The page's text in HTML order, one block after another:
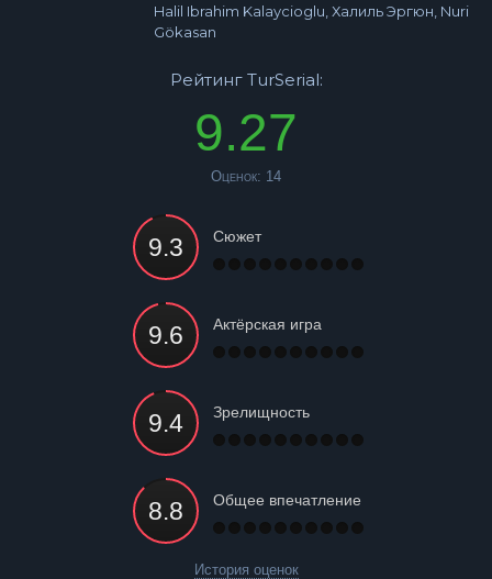
Halil Ibrahim Kalaycioglu, Халиль Эргюн, Nuri
Gökasan
Рейтинг TurSerial:
9.27
Оценок: 14
Сюжет
Актёрская игра
Зрелищность
Общее впечатление
История оценок